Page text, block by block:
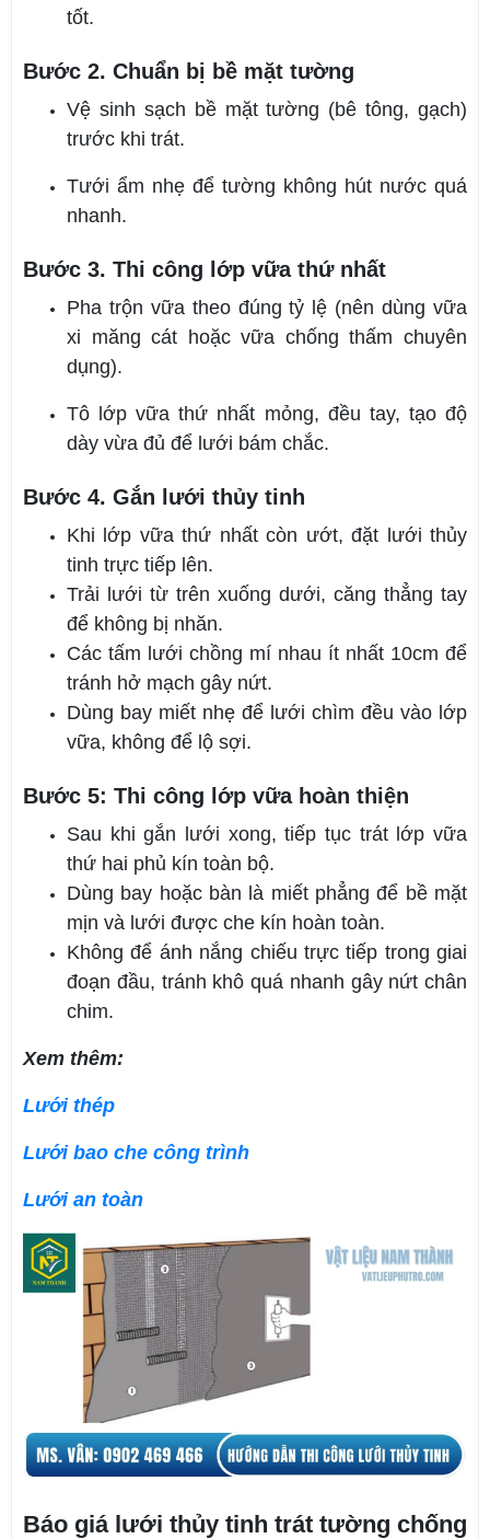
tốt.
Bước 2. Chuẩn bị bề mặt tường
Vệ sinh sạch bề mặt tường (bê tông, gạch)
trước khi trát.
Tưới ẩm nhẹ để tường không hút nước quá
nhanh.
Bước 3. Thi công lớp vữa thứ nhất
Pha trộn vữa theo đúng tỷ lệ (nên dùng vữa
xi măng cát hoặc vữa chống thấm chuyên
dụng).
Tô lớp vữa thứ nhất mỏng, đều tay, tạo độ
dày vừa đủ để lưới bám chắc.
Bước 4. Gắn lưới thủy tinh
Khi lớp vữa thứ nhất còn ướt, đặt lưới thủy
tinh trực tiếp lên.
Trải lưới từ trên xuống dưới, căng thẳng tay
để không bị nhăn.
Các tấm lưới chồng mí nhau ít nhất 10cm để
tránh hở mạch gây nứt.
Dùng bay miết nhẹ để lưới chìm đều vào lớp
vữa, không để lộ sợi.
Bước 5: Thi công lớp vữa hoàn thiện
Sau khi gắn lưới xong, tiếp tục trát lớp vữa
thứ hai phủ kín toàn bộ.
Dùng bay hoặc bàn là miết phẳng để bề mặt
mịn và lưới được che kín hoàn toàn.
Không để ánh nắng chiếu trực tiếp trong giai
đoạn đầu, tránh khô quá nhanh gây nứt chân
chim.
Xem thêm:
Lưới thép
Lưới bao che công trình
Lưới an toàn
Báo giá lưới thủy tinh trát tường chống